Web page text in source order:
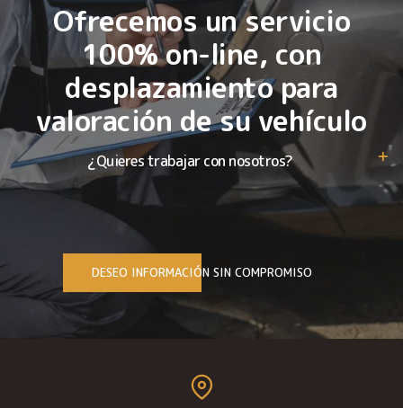
Ofrecemos un servicio
100% on-line, con
desplazamiento para
valoración de su vehículo
¿Quieres trabajar con nosotros?
DESEO INFORMACIÓN SIN COMPROMISO